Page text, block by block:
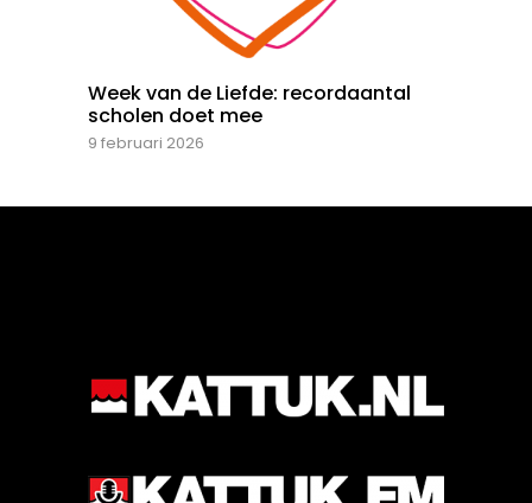
Week van de Liefde: recordaantal
scholen doet mee
9 februari 2026